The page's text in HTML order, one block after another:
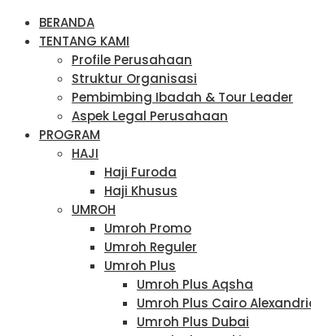
BERANDA
TENTANG KAMI
Profile Perusahaan
Struktur Organisasi
Pembimbing Ibadah & Tour Leader
Aspek Legal Perusahaan
PROGRAM
HAJI
Haji Furoda
Haji Khusus
UMROH
Umroh Promo
Umroh Reguler
Umroh Plus
Umroh Plus Aqsha
Umroh Plus Cairo
Umroh Plus Dubai